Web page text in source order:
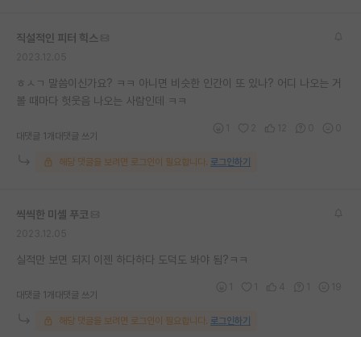
직설적인 피터 힉스
ㅎㅅㄱ 말씀이신가요? ㅋㅋ 아니면 비슷한 인간이 또 있나? 어디 나오는 거
볼 때마다 헛웃음 나오는 사람인데 ㅋㅋ
대댓글 1개 대댓글 쓰기
해당 댓글을 보려면 로그인이 필요합니다. 로그인하기
씩씩한 미셸 푸코
실적만 보면 되지 이젠 하다하다 도덕도 봐야 됨?ㅋㅋ
대댓글 1개 대댓글 쓰기
해당 댓글을 보려면 로그인이 필요합니다. 로그인하기